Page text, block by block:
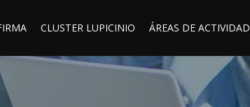
CLUSTER LUPICINIO ÁREAS DE ACTIVIDAD